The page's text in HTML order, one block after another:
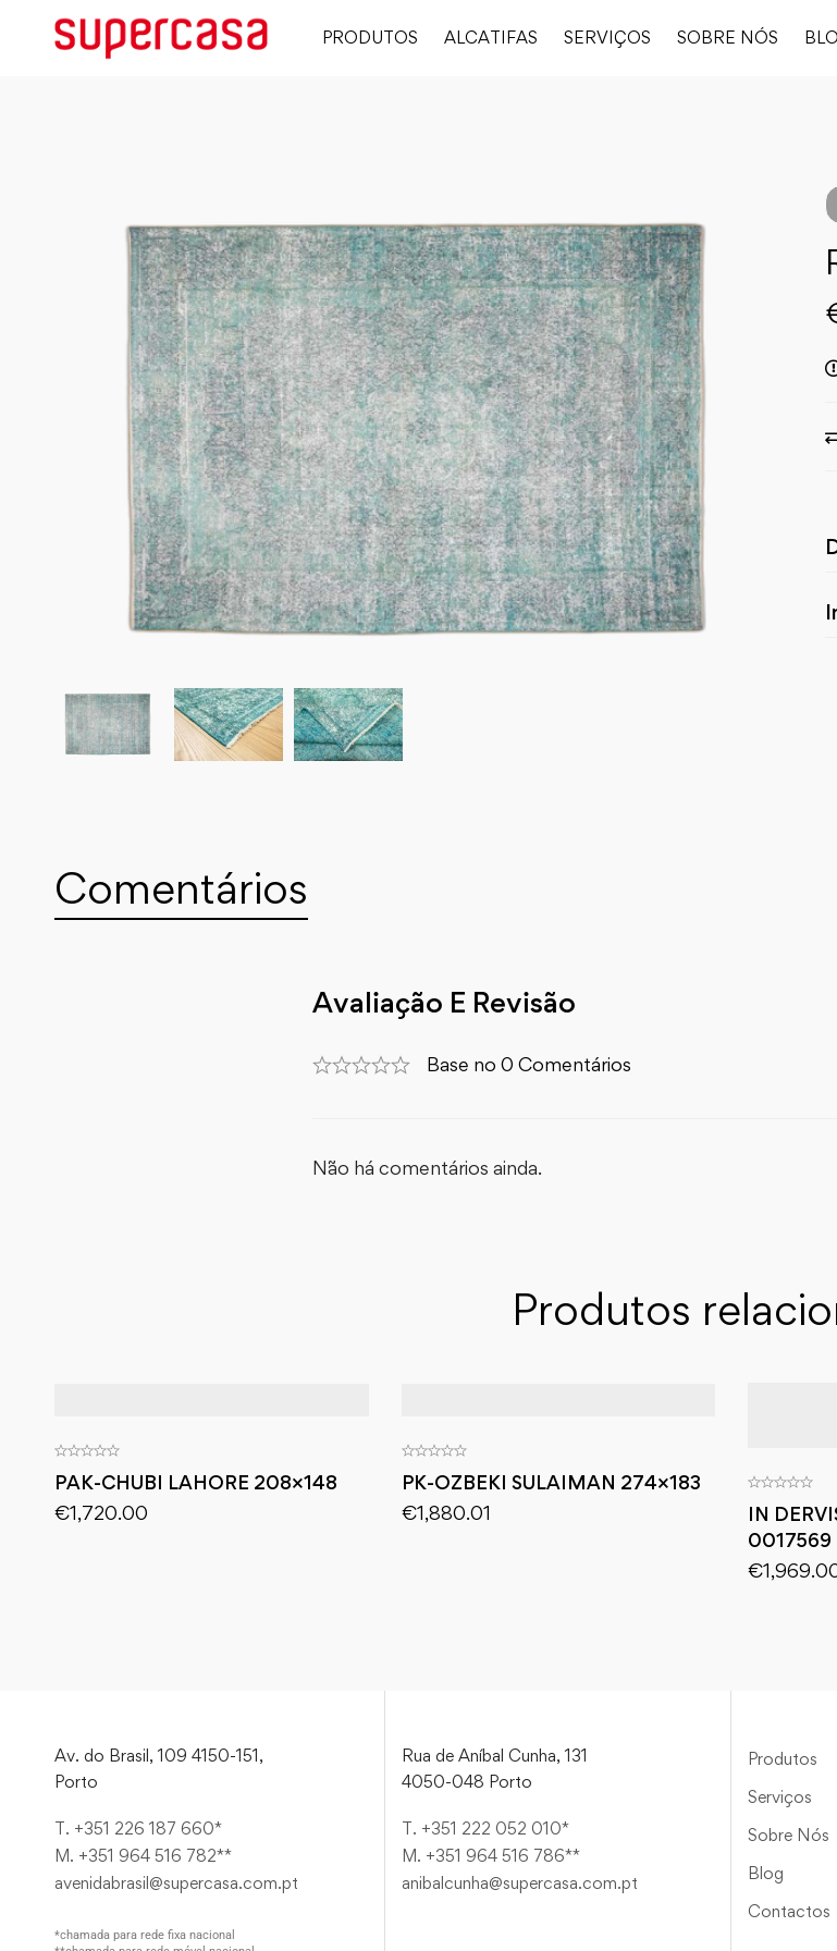
PRODUTOS ALCATIFAS SERVIÇOS SOBRE NÓS
Comentários
Avaliação E Revisão
Base no 0 Comentários
Não há comentários ainda.
Produtos
PAK-CHUBI LAHORE 208×148
€1,720.00
PK-OZBEKI SULAIMAN 274×183
€1,880.01
IN
0017569
€
Av. do Brasil, 109 4150-151,
Porto
T. +351 226 187 660*
M. +351 964 516 782**
avenidabrasil@supercasa.com.pt
*chamada para rede fixa nacional
Rua de Aníbal Cunha, 131
4050-048 Porto
T. +351 222 052 010*
M. +351 964 516 786**
anibalcunha@supercasa.com.pt
Produtos
Serviços
Sobre Nós
Blog
Contactos